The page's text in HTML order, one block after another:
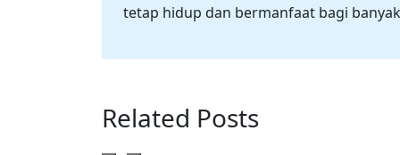
tetap hidup dan bermanfaat bagi
Related Posts